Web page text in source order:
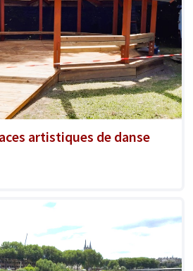
artistiques de danse